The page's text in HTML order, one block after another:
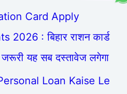
Card Apply
: बिहार राशन कार्ड
यह सब दस्तावेज लगेगा
Loan Kaise Le